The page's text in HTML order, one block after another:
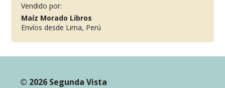
Vendido por:
Maíz Morado Libros
Envíos desde Lima, Perú
© 2026 Segunda Vista